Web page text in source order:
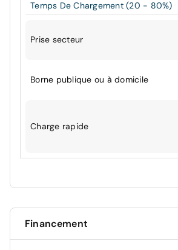
Temps De Chargement (20 - 80%)
Prise secteur
Borne publique ou à domicile
Charge rapide
Financement